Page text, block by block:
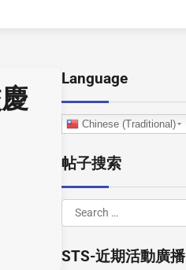
Language
Chinese (Traditional)
帖子搜索
STS-近期活動廣播